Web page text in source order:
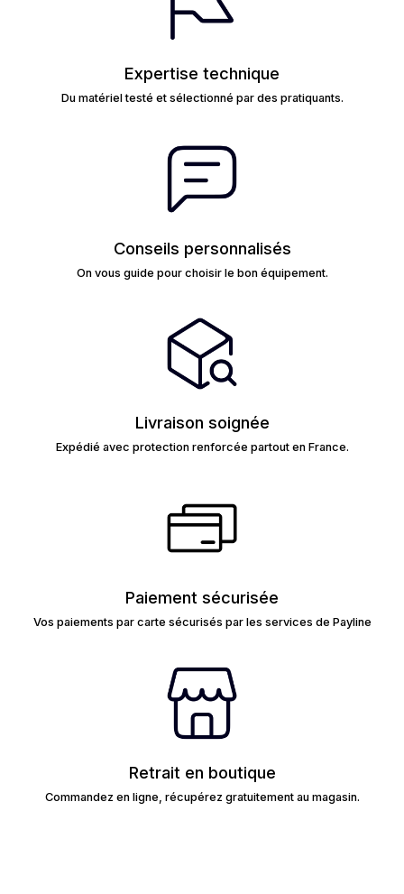
Expertise technique
Du matériel testé et sélectionné par des pratiquants.
Conseils personnalisés
On vous guide pour choisir le bon équipement.
Livraison soignée
Expédié avec protection renforcée partout en France.
Paiement sécurisée
Vos paiements par carte sécurisés par les services de Payline
Retrait en boutique
Commandez en ligne, récupérez gratuitement au magasin.